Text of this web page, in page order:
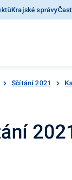
Krajské správy
Sčítání 2021